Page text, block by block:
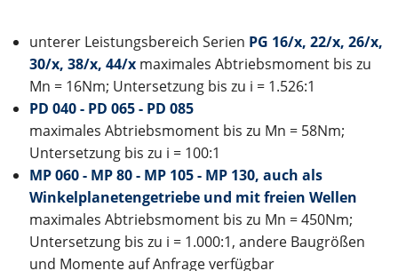
unterer Leistungsbereich Serien PG 16/x, 22/x, 26/x,
30/x, 38/x, 44/xmaximales Abtriebsmoment bis zu
Mn = 16Nm; Untersetzung bis zu i = 1.526:1
PD 040 - PD 065 - PD 085
maximales Abtriebsmoment bis zu Mn = 58Nm;
Untersetzung bis zu i = 100:1
MP 060 - MP 80 - MP 105 - MP 130, auch als
Winkelplanetengetriebe und mit freien Wellen
maximales Abtriebsmoment bis zu Mn = 450Nm;
Untersetzung bis zu i = 1.000:1, andere Baugrößen
und Momente auf Anfrage verfügbar